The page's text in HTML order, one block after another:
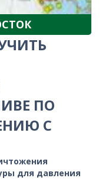
ПО
С
для давления